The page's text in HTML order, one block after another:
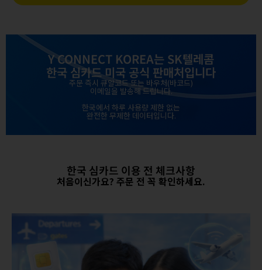
Y CONNECT KOREA는 SK텔레콤
한국 심카드 미국 공식 판매처입니다
주문 즉시 큐알코드 또는 바우처(바코드)
이메일을 발송해 드립니다.
한국에서 하루 사용량 제한 없는
완전한 무제한 데이터입니다.
한국 심카드 이용 전 체크사항
처음이신가요? 주문 전 꼭 확인하세요.